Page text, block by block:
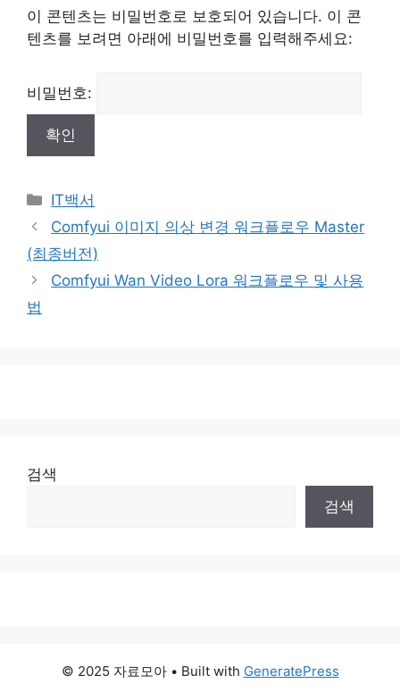
이 콘텐츠는 비밀번호로 보호되어 있습니다. 이 콘
텐츠를 보려면 아래에 비밀번호를 입력해주세요:
비밀번호:
Categories
IT백서
Post
navigation
Comfyui 이미지 의상 변경 워크플로우 Master
(최종버전)
Comfyui Wan Video Lora 워크플로우 및 사용
법
검색
검색
© 2025 자료모아• Built with GeneratePress